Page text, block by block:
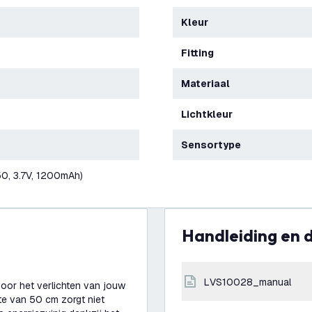
3.7V, 1200mAh)
Kleur
Fitting
Materiaal
Lichtkleur
Sensortype
het verlichten van jouw
van 50 cm zorgt niet
Handleiding en
LVS10028_manual